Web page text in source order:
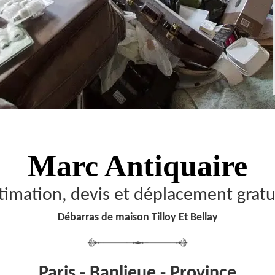
Marc Antiquaire
devis et déplacement
Débarras de maison Tilloy Et Bellay